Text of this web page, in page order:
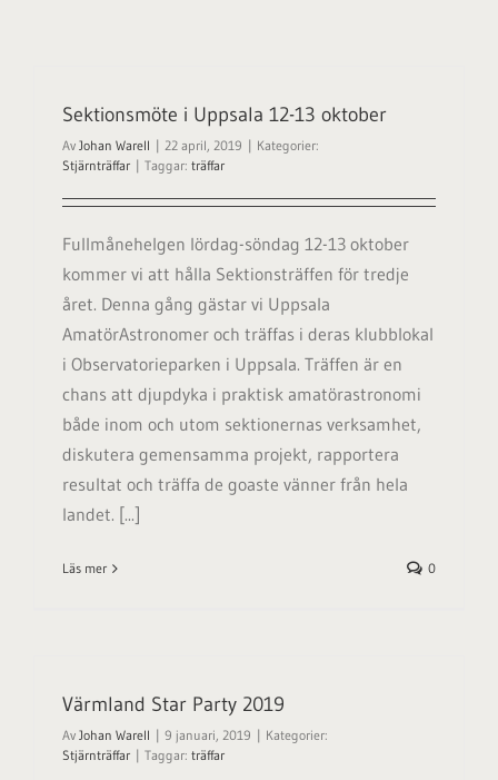
Sektionsmöte i Uppsala 12-13 oktober
Av Johan Warell | 22 april, 2019 | Kategorier:
Stjärnträffar | Taggar: träffar
Fullmånehelgen lördag-söndag 12-13 oktober
kommer vi att hålla Sektionsträffen för tredje
året. Denna gång gästar vi Uppsala
AmatörAstronomer och träffas i deras klubblokal
i Observatorieparken i Uppsala. Träffen är en
chans att djupdyka i praktisk amatörastronomi
både inom och utom sektionernas verksamhet,
diskutera gemensamma projekt, rapportera
resultat och träffa de goaste vänner från hela
landet. [...]
Läs mer 0
Värmland Star Party 2019
Av Johan Warell | 9 januari, 2019 | Kategorier:
Stjärnträffar | Taggar: träffar